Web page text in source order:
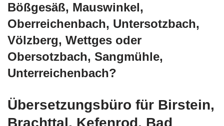
Bößgesäß, Mauswinkel,
Oberreichenbach, Untersotzbach,
Völzberg, Wettges oder
Obersotzbach, Sangmühle,
Unterreichenbach?
Übersetzungsbüro für Birstein,